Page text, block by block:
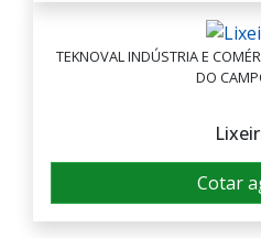
TEKNOVAL INDÚSTRIA E
DO
Cotar